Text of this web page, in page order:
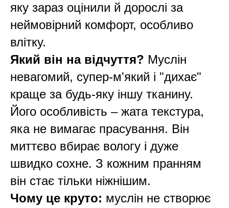
яку зараз оцінили й дорослі за
неймовірний комфорт, особливо
влітку.
Який він на відчуття? Муслін
невагомий, супер-м'який і "дихає"
краще за будь-яку іншу тканину.
Його особливість – жата текстура,
яка не вимагає прасування. Він
миттєво вбирає вологу і дуже
швидко сохне. З кожним пранням
він стає тільки ніжнішим.
Чому це круто: муслін не створює
Шоурум
Tekstura
Заплануйте візит у простір створений